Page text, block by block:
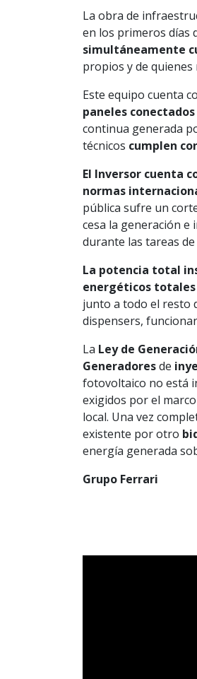
La obra de
en los primeros días
simultáneamente
propios y de quienes
Este equipo cuenta
paneles
continua generada
técnicos cumplen
El Inversor cuenta
normas
pública sufre un
cesa la generación e
durante las tareas
La potencia total
energéticos
junto a todo el resto
dispensers,
La Ley de
Generadoresde
fotovoltaico no está
exigidos por el
local. Una vez
existente por otro
energía generada
Grupo Ferrari